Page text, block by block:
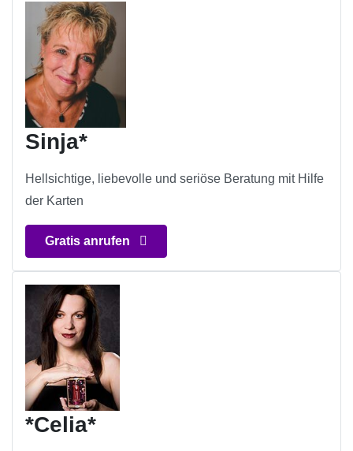
Sinja*
Hellsichtige, liebevolle und seriöse Beratung mit Hilfe
der Karten
Gratis anrufen
*Celia*